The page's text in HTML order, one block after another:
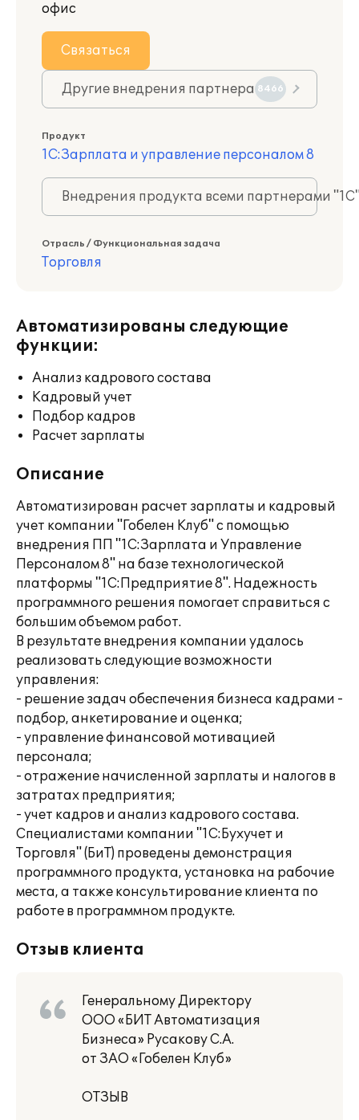
офис
Связаться
Другие внедрения партнера 8466
Продукт
1С:Зарплата и управление персоналом 8
Внедрения продукта всеми партнерами
Отрасль / Функциональная задача
Торговля
Автоматизированы следующие
функции:
Анализ кадрового состава
Кадровый учет
Подбор кадров
Расчет зарплаты
Описание
Автоматизирован расчет зарплаты и кадровый
учет компании "Гобелен Клуб" с помощью
внедрения ПП "1С:Зарплата и Управление
Персоналом 8" на базе технологической
платформы "1С:Предприятие 8". Надежность
программного решения помогает справиться с
большим объемом работ.
В результате внедрения компании удалось
реализовать следующие возможности
управления:
- решение задач обеспечения бизнеса кадрами -
подбор, анкетирование и оценка;
- управление финансовой мотивацией
персонала;
- отражение начисленной зарплаты и налогов в
затратах предприятия;
- учет кадров и анализ кадрового состава.
Специалистами компании "1С:Бухучет и
Торговля" (БиТ) проведены демонстрация
программного продукта, установка на рабочие
места, а также консультирование клиента по
работе в программном продукте.
Отзыв клиента
Генеральному Директору
ООО «БИТ Автоматизация
Бизнеса» Русакову С.А.
от ЗАО «Гобелен Клуб»
ОТЗЫВ